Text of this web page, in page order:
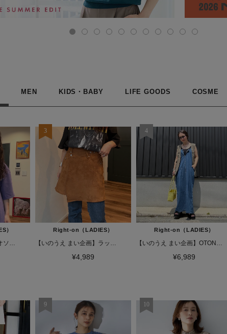
MEN KIDS・BABY LIFE GOODS COSME
）
【いのうえ まい企画】オソロ オトナTシャツ
Right-on（LADIES）
【いのうえ まい企画】ラップスカート(フェイクレザー/フェイクスエード)
¥4,989
Right-on（LADIES）
【いのうえ まい企画】OTONAジャンスカ
¥6,989